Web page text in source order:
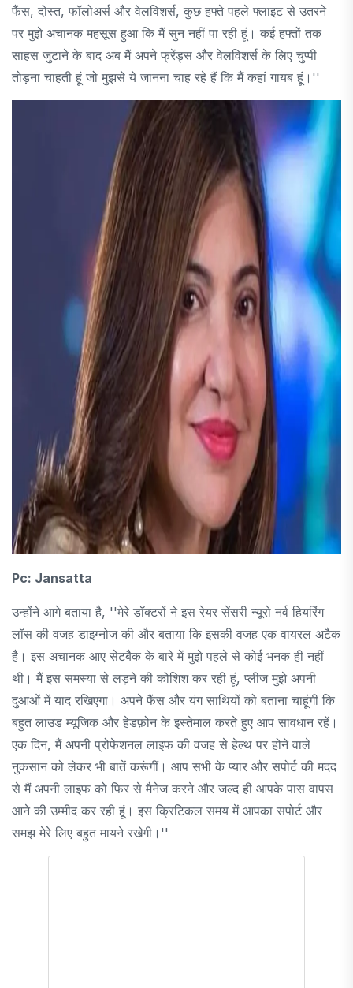
फैंस, दोस्त, फॉलोअर्स और वेलविशर्स, कुछ हफ्ते पहले फ्लाइट से उतरने
पर मुझे अचानक महसूस हुआ कि मैं सुन नहीं पा रही हूं। कई हफ्तों तक
साहस जुटाने के बाद अब मैं अपने फ्रेंड्स और वेलविशर्स के लिए चुप्पी
तोड़ना चाहती हूं जो मुझसे ये जानना चाह रहे हैं कि मैं कहां गायब हूं।''
Pc: Jansatta
उन्होंने आगे बताया है, ''मेरे डॉक्टरों ने इस रेयर सेंसरी न्यूरो नर्व हियरिंग
लॉस की वजह डाइग्नोज की और बताया कि इसकी वजह एक वायरल अटैक
है। इस अचानक आए सेटबैक के बारे में मुझे पहले से कोई भनक ही नहीं
थी। मैं इस समस्या से लड़ने की कोशिश कर रही हूं, प्लीज मुझे अपनी
दुआओं में याद रखिएगा। अपने फैंस और यंग साथियों को बताना चाहूंगी कि
बहुत लाउड म्यूजिक और हेडफ़ोन के इस्तेमाल करते हुए आप सावधान रहें।
एक दिन, मैं अपनी प्रोफेशनल लाइफ की वजह से हेल्थ पर होने वाले
नुकसान को लेकर भी बातें करूंगीं। आप सभी के प्यार और सपोर्ट की मदद
से मैं अपनी लाइफ को फिर से मैनेज करने और जल्द ही आपके पास वापस
आने की उम्मीद कर रही हूं। इस क्रिटिकल समय में आपका सपोर्ट और
समझ मेरे लिए बहुत मायने रखेगी।''